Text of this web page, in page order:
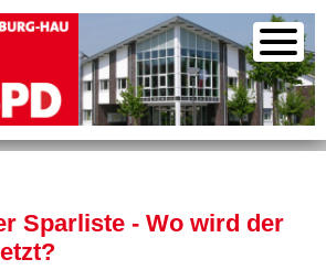
Sparliste - Wo wird der